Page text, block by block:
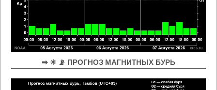
➡ ☀ 📡 ПРОГНОЗ МАГНИТНЫХ БУРЬ